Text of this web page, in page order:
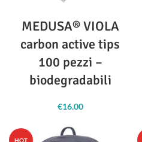
MEDUSA® VIOLA
carbon active tips
100 pezzi –
biodegradabili
€16.00
HOT